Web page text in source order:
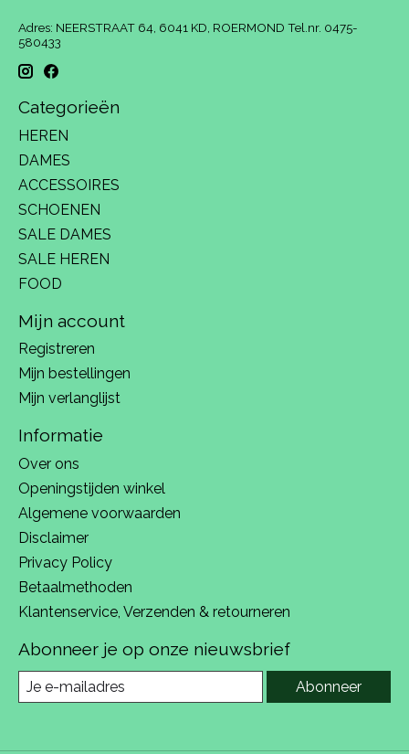
Adres: NEERSTRAAT 64, 6041 KD, ROERMOND Tel.nr. 0475-
580433
Categorieën
HEREN
DAMES
ACCESSOIRES
SCHOENEN
SALE DAMES
SALE HEREN
FOOD
Mijn account
Registreren
Mijn bestellingen
Mijn verlanglijst
Informatie
Over ons
Openingstijden winkel
Algemene voorwaarden
Disclaimer
Privacy Policy
Betaalmethoden
Klantenservice, Verzenden & retourneren
Abonneer je op onze nieuwsbrief
Abonneer